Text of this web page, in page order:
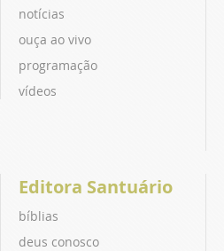
notícias
ouça ao vivo
programação
vídeos
Editora Santuário
bíblias
deus conosco